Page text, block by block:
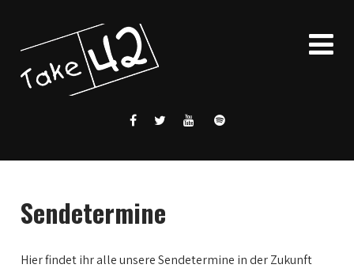
Sendetermine
Hier findet ihr alle unsere Sendetermine in der Zukunft